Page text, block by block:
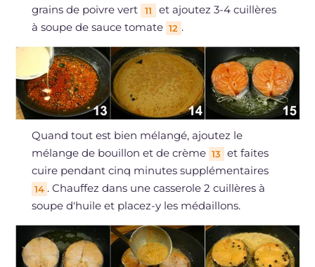
grains de poivre vert
11
et ajoutez 3-4 cuillères
à soupe de sauce tomate 12 .
Quand tout est bien mélangé, ajoutez le
mélange de bouillon et de crème 13
et faites
cuire pendant cinq minutes supplémentaires
14 . Chauffez dans une casserole 2 cuillères à
soupe d'huile et placez-y les médaillons.